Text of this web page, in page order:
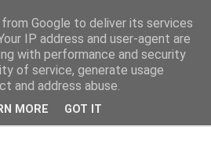
Google to deliver its services
IP address and user-agent are
with performance and security
of service, generate usage
and address abuse.
MORE GOT IT